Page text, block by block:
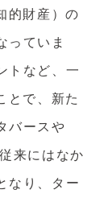
的財産）の
っていま
トなど、一
とで、新た
バースや
来にはなか
なり、ター